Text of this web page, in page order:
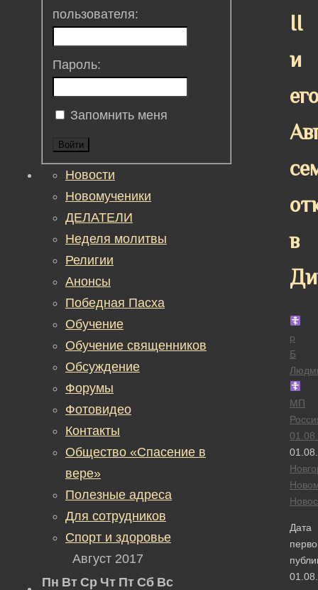
II
и
его
в
р
Б
МП
Дата
пользователя:
Пароль:
Запомнить меня
Войти
Новости
Новомученики
ДЕЛАТЕЛИ
Неделя молитвы
Религии
Анонсы
Победная Пасха
Обучение
Обучение священников
Обсуждение
Форумы
Фотовидео
Контакты
Общество «Спасение в
вере»
Полезные адреса
Для сотрудников
Спорт и здоровье
Август 2017
Пн Вт Ср Чт Пт Сб Вс